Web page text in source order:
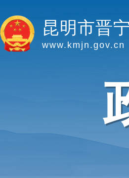
昆明市晋
www.kmjn.gov.cn